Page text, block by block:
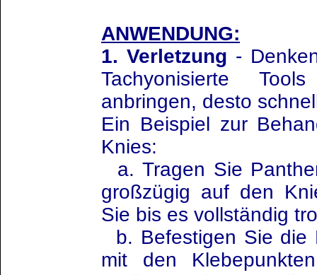
ANWENDUNG:
1. Verletzung -
Tachyonisierte
anbringen, desto
Ein Beispiel zur
Knies:
a. Tragen Sie
großzügig auf den
Sie bis es vollständig
b. Befestigen Sie die
mit den